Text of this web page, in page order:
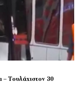
– Τουλάχιστον 30